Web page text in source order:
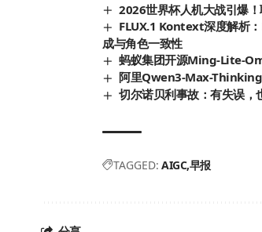
2026世界杯人机大战引爆
FLUX.1 Kontext深度解析
成与角色一致性
蚂蚁集团开源Ming-Lite-
阿里Qwen3-Max-Thinking
切尔诺贝利事故：有失误，
TAGGED: AIGC 早报